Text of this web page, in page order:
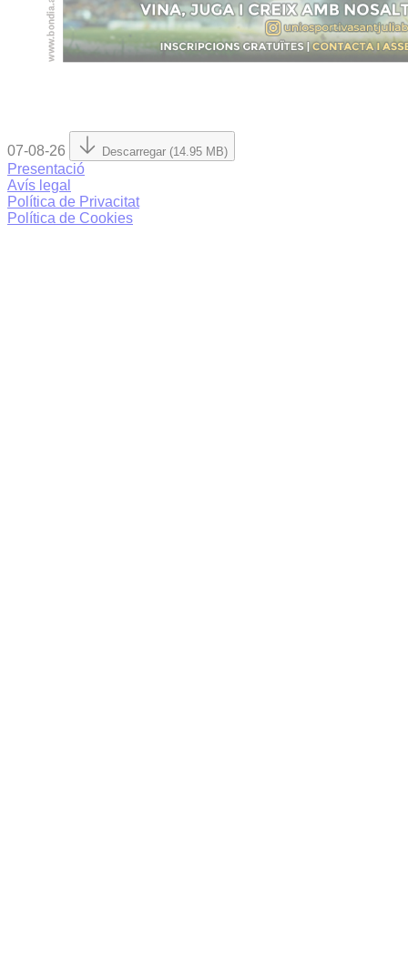
07-08-26 Descarregar (14.95 MB)
Presentació
Avís legal
Política de Privacitat
Política de Cookies